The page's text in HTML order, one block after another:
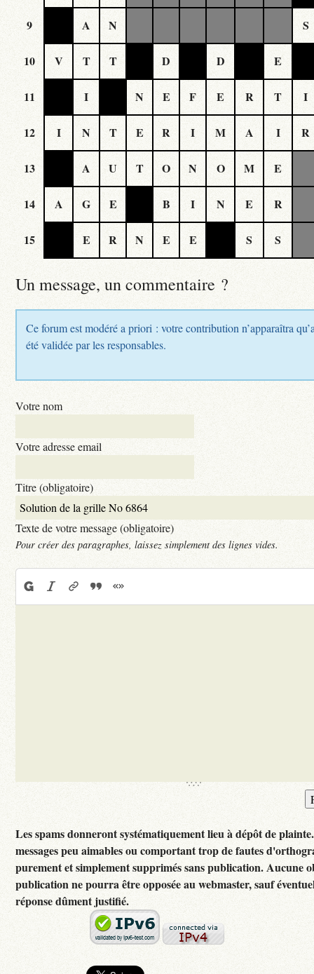
9 A N S
10 V T T D D E
11 I N E F E R T I
12 I N T E R I M A I R
13 A U T O N O M E
14 A G E B I N E R
15 E R N E E S S
Un message, un commentaire ?
Ce forum est modéré a priori : votre contribution n’apparaîtra
été validée par les responsables.
Votre nom
Votre adresse email
Titre (obligatoire)
Texte de votre message (obligatoire)
Pour créer des paragraphes, laissez simplement des lignes vides.
Les spams donneront systématiquement lieu à dépôt de
messages peu aimables ou comportant trop de fautes
purement et simplement supprimés sans publication. Aucune
publication ne pourra être opposée au webmaster, sauf
réponse dûment justifié.